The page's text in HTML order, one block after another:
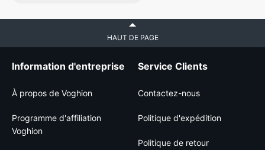
HAUT DE PAGE
Information d'entreprise
À propos de Voghion
Programme d'affiliation
Voghion
Service Clients
Contactez-nous
Politique d'expédition
Politique de retour